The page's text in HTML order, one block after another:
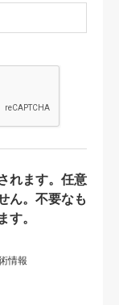
れます。任意
ん。不要なも
。
情報